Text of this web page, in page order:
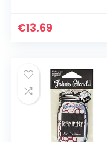
LCD Thermometer
€13.69